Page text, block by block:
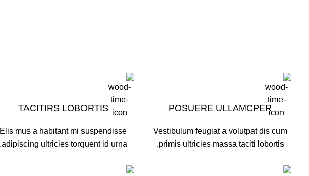
TACITIRS LOBORTIS
Elis mus a habitant mi suspendisse
adipiscing ultricies torquent id urna.
POSUERE ULLAMCPER
Vestibulum feugiat a volutpat dis cum
primis ultricies massa taciti lobortis.